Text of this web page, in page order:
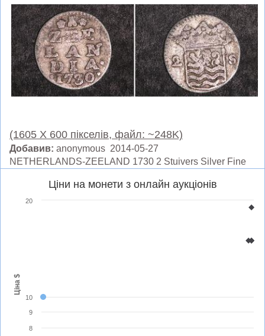
(1605 X 600 пікселів, файл: ~248K)
Добавив: anonymous 2014-05-27
NETHERLANDS-ZEELAND 1730 2 Stuivers Silver Fine